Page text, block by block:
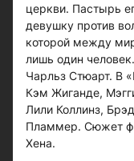
церкви. Пастырь
девушку против
которой между
лишь один
Чарльз Стюарт. В
Кэм Жиганде,
Лили Коллинз,
Пламмер. Сюжет
Хена.